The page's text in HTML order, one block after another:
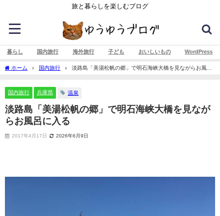
旅と暮らしを楽しむブログ
暮らし 国内旅行 海外旅行 子ども おいしいもの WordPress
ホーム 国内旅行
淡路島「美湯松帆の郷」で明石海峡大橋を見ながらお風呂
に入る
国内旅行 兵庫県 温泉
淡路島「美湯松帆の郷」で明石海峡大橋を見なが
らお風呂に入る
2017年4月17日 2026年6月9日